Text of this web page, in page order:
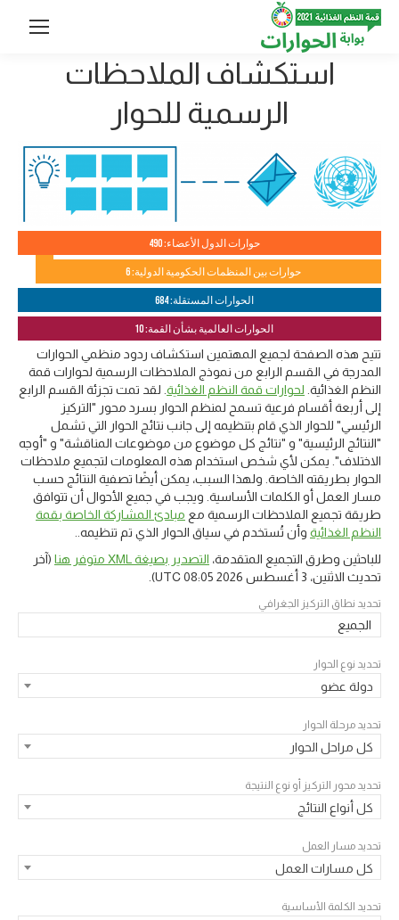
استكشاف الملاحظات
الرسمية للحوار
حوارات الدول الأعضاء: 490
حوارات بين المنظمات الحكومية الدولية: 6
الحوارات المستقلة: 684
الحوارات العالمية بشأن القمة: 10
تتيح هذه الصفحة لجميع المهتمين استكشاف ردود منظمي الحوارات
المدرجة في القسم الرابع من نموذج الملاحظات الرسمية لحوارات قمة
النظم الغذائية. لحوارات قمة النظم الغذائية . لقد تمت تجزئة القسم الرابع
إلى أربعة أقسام فرعية تسمح لمنظم الحوار بسرد محور "التركيز
الرئيسي" للحوار الذي قام بتنظيمه إلى جانب نتائج الحوار التي تشمل
"النتائج الرئيسية" و "نتائج كل موضوع من موضوعات المناقشة" و "أوجه
الاختلاف". يمكن لأي شخص استخدام هذه المعلومات لتجميع ملاحظات
الحوار بطريقته الخاصة. ولهذا السبب، يمكن أيضًا تصفية النتائج حسب
مسار العمل أو الكلمات الأساسية. ويجب في جميع الأحوال أن تتوافق
طريقة تجميع الملاحظات الرسمية مع مبادئ المشاركة الخاصة بقمة
النظم الغذائية وأن تُستخدم في سياق الحوار الذي تم تنظيمه..
للباحثين وطرق التجميع المتقدمة، التصدير بصيغة XML متوفر هنا
(آخر
تحديث الاثنين، 3 أغسطس 2026 08:05 UTC ).
تحديد نطاق التركيز الجغرافي
الجميع
تحديد نوع الحوار
دولة عضو
تحديد مرحلة الحوار
كل مراحل الحوار
تحديد محور التركيز أو نوع النتيجة
كل أنواع النتائج
تحديد مسار العمل
كل مسارات العمل
تحديد الكلمة الأساسية